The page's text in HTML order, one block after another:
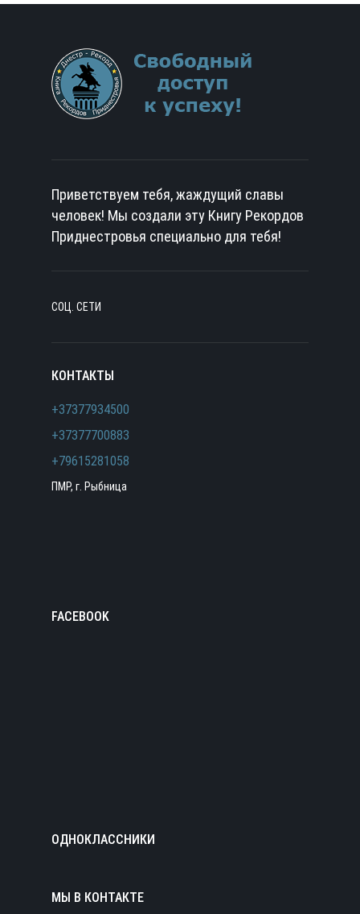
Приветствуем тебя, жаждущий славы
человек! Мы создали эту Книгу Рекордов
Приднестровья специально для тебя!
СОЦ. СЕТИ
КОНТАКТЫ
+37377934500
+37377700883
+79615281058
ПМР, г. Рыбница
FACEBOOK
ОДНОКЛАССНИКИ
МЫ В КОНТАКТЕ